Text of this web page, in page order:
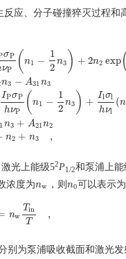
应、分子碰撞猝灭过程
σP
νP (n1 −
1
2
n3 ) + 2n2 exp(
n3 − A31n3
IPσP
hνP (n1 −
1
2
n3 ) +
Ilσl
hνl
(n
n3 + A21n2
n2 + n3 ,
PhνP(n 1 )+ 2exp −ΔE k
激光上能级52P1/2和泵浦上能
浓度为nw
nw ，则 n0
n0可以表示为
nw
Tin
T
,
= nwTinT
别为泵浦吸收截面和激光